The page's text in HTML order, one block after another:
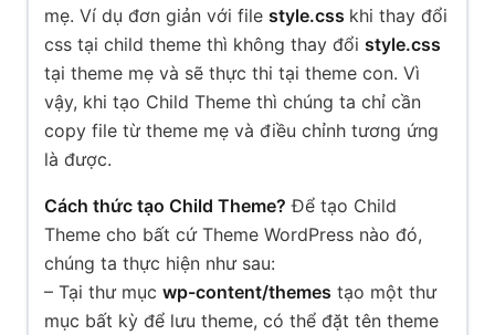
mẹ. Ví dụ đơn giản với filestyle.css khi thay đổi
css tại child theme thì không thay đổistyle.css
tại theme mẹ và sẽ thực thi tại theme con. Vì
vậy, khi tạo Child Theme thì chúng ta chỉ cần
copy file từ theme mẹ và điều chỉnh tương ứng
là được.
Cách thức tạo Child Theme? Để tạo Child
Theme cho bất cứ Theme WordPress nào đó,
chúng ta thực hiện như sau:
– Tại thư mụcwp-content/themes tạo một thư
mục bất kỳ để lưu theme, có thể đặt tên theme